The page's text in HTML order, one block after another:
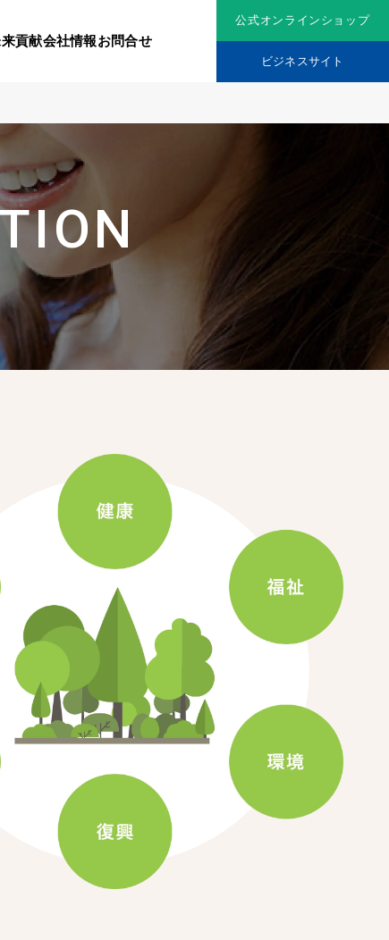
貢献会社情報お問合せ
公式オンラインショップ
ビジネスサイト
関
ントに
貢献活動
ア保険
ル原料
展開